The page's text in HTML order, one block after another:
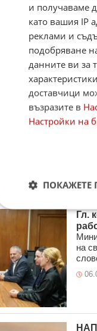
Гл.
на
и получаваме
като вашия IP
реклами и
подобряване
данните ви за
доставчици
възразите в
Настройки на
ПОКАЖЕТЕ